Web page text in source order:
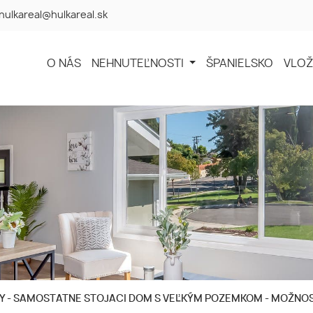
O NÁS NEHNUTEĽNOSTI ŠPANIELSKO
- SAMOSTATNE STOJACI DOM S VEĽKÝM POZEMKOM -